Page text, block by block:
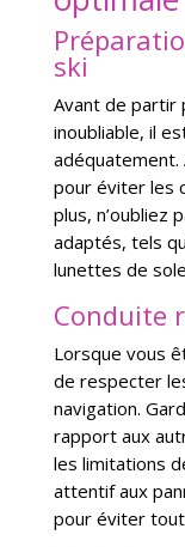
ski
Avant de partir
inoubliable, il
pour éviter les
plus, n’oubliez
adaptés, tels
lunettes de
Conduite
Lorsque vous
de respecter
navigation.
rapport aux
les limitations
attentif aux
pour éviter